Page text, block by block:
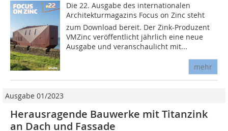
Die 22. Ausgabe des internationalen
Architekturmagazins Focus on Zinc steht
zum Download bereit. Der Zink-Produzent
VMZinc veröffentlicht jährlich eine neue
Ausgabe und veranschaulicht mit...
mehr
Ausgabe 01/2023
Herausragende Bauwerke mit Titanzink
an Dach und Fassade